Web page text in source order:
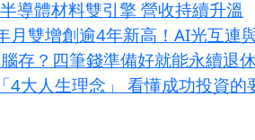
導體材料雙引擎 營收持續升溫
月雙增創逾4年新高！AI光互連
存？四筆錢準備好就能永續退
4大人生理念」 看懂成功投資的